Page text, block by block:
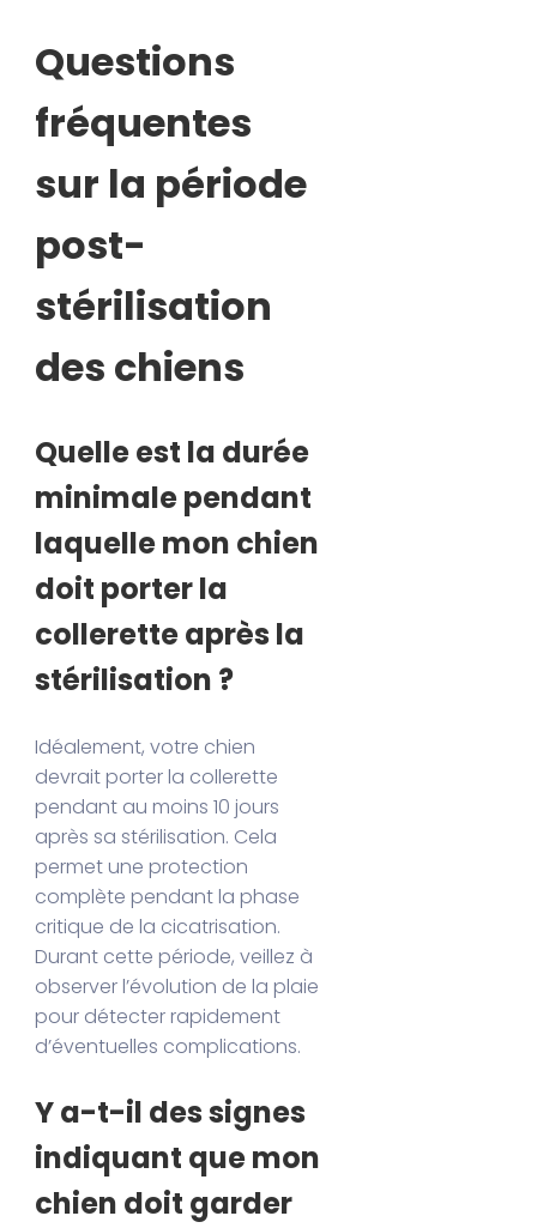
Questions
fréquentes
sur la période
post-
stérilisation
des chiens
Quelle est la durée
minimale pendant
laquelle mon chien
doit porter la
collerette après la
stérilisation ?
Idéalement, votre chien
devrait porter la collerette
pendant au moins 10 jours
après sa stérilisation. Cela
permet une protection
complète pendant la phase
critique de la cicatrisation.
Durant cette période, veillez à
observer l’évolution de la plaie
pour détecter rapidement
d’éventuelles complications.
Y a-t-il des signes
indiquant que mon
chien doit garder